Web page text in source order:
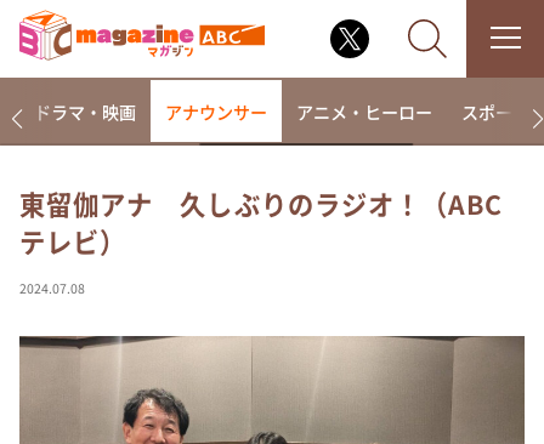
なるみ・岡村の過ぎるTV
相席食堂
～人生密着トークバラエティ！～ やすとものいたっ
探偵！ナイトスクープ
ドラマ・映画 アナウンサー アニメ・ヒーロー スポーツ
東留伽アナ 久しぶりのラジオ！（ABC
テレビ）
2024.07.08